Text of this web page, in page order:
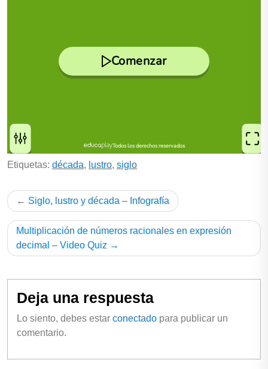
Etiquetas: década, lustro, siglo
Siglo, lustro y década – Infografía
Multiplicación de números racionales en expresión
decimal – Video Quiz
Deja una respuesta
Lo siento, debes estar conectado para publicar un
comentario.